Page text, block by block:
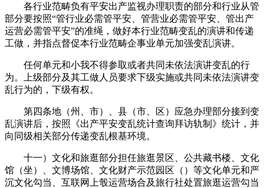
各行业范畴负有平安出产监视办理职责的部分和行业从管
部分要按照“管行业必需管平安、管营业必需管平安、管出产
运营必需管平安”的准绳，做好本行业范畴变乱的演讲和传递
工做，并指点督促本行业范畴企事业单元加强变乱演讲。
任何单元和小我不得参取或者共同未依法演讲变乱的行
为。上级部分及其工做人员要求下级实施或共同未依法演讲变
乱行为的，下级有权。
第四条地（州、市）、县（市、区）应急办理部分接到变
乱演讲后，按照《出产平安变乱统计查询拜访轨制》统计，并
向同级相关部分传递变乱根基环境。
十一）文化和旅逛部分担任旅逛景区、公共藏书楼、文化
馆（坐）、文博场馆、文化财产示范园区（）等文化单元和严
沉文化勾当、互联网上彀运营场合及旅行社处置旅逛运营勾当